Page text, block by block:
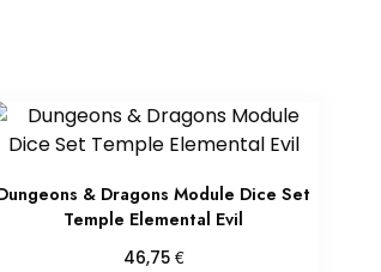
& Dragons Module Dice Set
Temple Elemental Evil
46,75 €